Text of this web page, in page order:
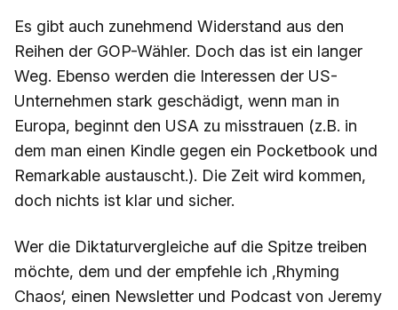
Es gibt auch zunehmend Widerstand aus den
Reihen der GOP-Wähler. Doch das ist ein langer
Weg. Ebenso werden die Interessen der US-
Unternehmen stark geschädigt, wenn man in
Europa, beginnt den USA zu misstrauen (z.B. in
dem man einen Kindle gegen ein Pocketbook und
Remarkable austauscht.). Die Zeit wird kommen,
doch nichts ist klar und sicher.
Wer die Diktaturvergleiche auf die Spitze treiben
möchte, dem und der empfehle ich ‚Rhyming
Chaos‘, einen Newsletter und Podcast von Jeremy